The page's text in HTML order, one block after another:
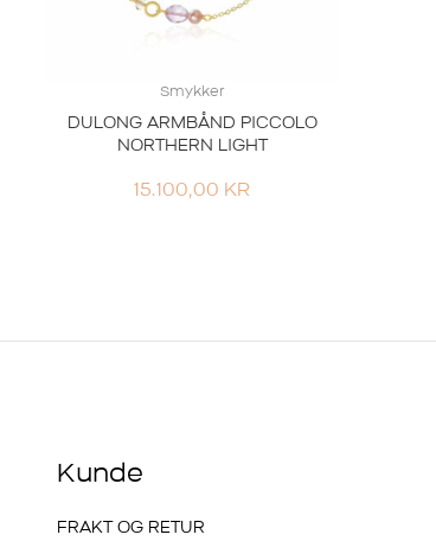
Smykker
DULONG ARMBÅND PICCOLO
NORTHERN LIGHT
15.100,00 KR
Kunde
FRAKT OG RETUR